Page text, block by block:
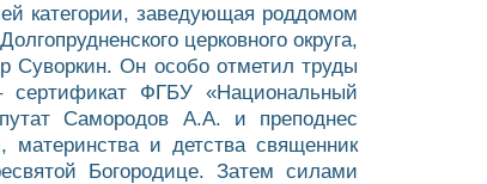
категории, заведующая роддомом
церковного округа,
Суворкин. Он особо отметил труды
сертификат ФГБУ «Национальный
Самородов А.А. и преподнес
материнства и детства священник
Богородице. Затем силами